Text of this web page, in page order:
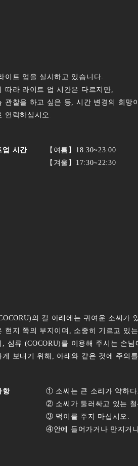
이트 업을 실시하고 있습니다.
따라 라이트 업 시간은 다르지만,
관찰을 하고 싶은 등, 시간 변경의 희망
연락하십시오.
업 시간
【여름】18:30~23:00
【겨울】17:30~22:30
의 길 아래에는 귀여운 소씨가
현지 쪽의 부지이며, 소중히 기르고 있
, 심류 (COCORU)를 이용해 주시는 손님
게 보내기 위해, 아래와 같은 것에 주의
항
① 소씨는 큰 소리가 약하
② 소씨가 둘러싸고 있는 철
③ 먹이를 주지 마십시오.
④안에 들어가거나 만지거